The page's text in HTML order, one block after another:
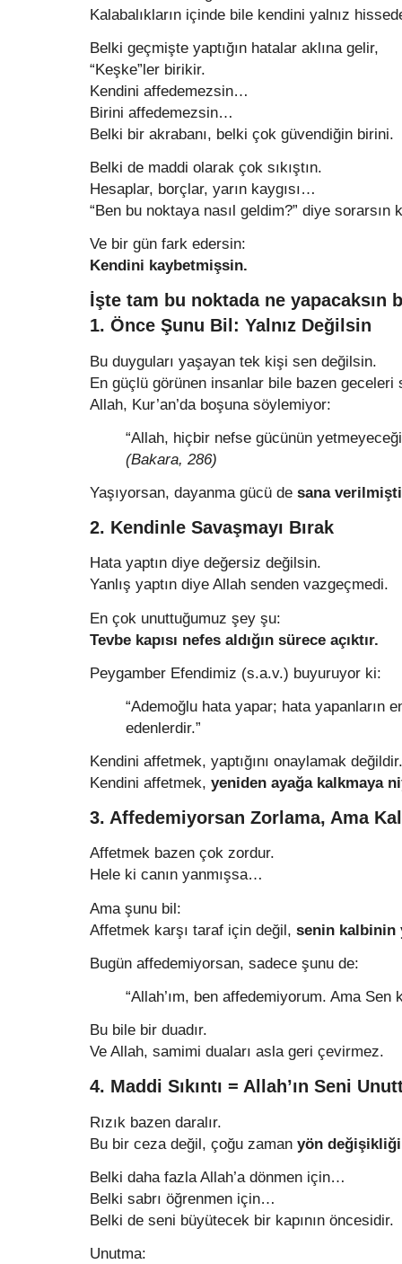
Kalabalıkların içinde bile kendini yalnız
Belki geçmişte yaptığın hatalar aklına gelir,
“Keşke”ler birikir.
Kendini affedemezsin…
Birini affedemezsin…
Belki bir akrabanı, belki çok güvendiğin birini.
Belki de maddi olarak çok sıkıştın.
Hesaplar, borçlar, yarın kaygısı…
“Ben bu noktaya nasıl geldim?” diye sorarsın
Ve bir gün fark edersin:
Kendini kaybetmişsin.
İşte tam bu noktada ne yapacaksın
1. Önce Şunu Bil: Yalnız Değilsin
Bu duyguları yaşayan tek kişi sen değilsin.
En güçlü görünen insanlar bile bazen geceleri
Allah, Kur’an’da boşuna söylemiyor:
“Allah, hiçbir nefse gücünün
(Bakara, 286)
Yaşıyorsan, dayanma gücü de sana
2. Kendinle Savaşmayı Bırak
Hata yaptın diye değersiz değilsin.
Yanlış yaptın diye Allah senden vazgeçmedi.
En çok unuttuğumuz şey şu:
Tevbe kapısı nefes aldığın sürece açıktır.
Peygamber Efendimiz (s.a.v.) buyuruyor ki:
“Ademoğlu hata yapar; hata yapanların
edenlerdir.”
Kendini affetmek, yaptığını onaylamak değildir.
Kendini affetmek, yeniden ayağa kalkmaya
3. Affedemiyorsan Zorlama, Ama
Affetmek bazen çok zordur.
Hele ki canın yanmışsa…
Ama şunu bil:
Affetmek karşı taraf için değil, senin kalbinin
Bugün affedemiyorsan, sadece şunu de:
“Allah’ım, ben affedemiyorum. Ama Sen
Bu bile bir duadır.
Ve Allah, samimi duaları asla geri çevirmez.
4. Maddi Sıkıntı = Allah’ın Seni
Rızık bazen daralır.
Bu bir ceza değil, çoğu zaman yön değişikliği
Belki daha fazla Allah’a dönmen için…
Belki sabrı öğrenmen için…
Belki de seni büyütecek bir kapının öncesidir.
Unutma: